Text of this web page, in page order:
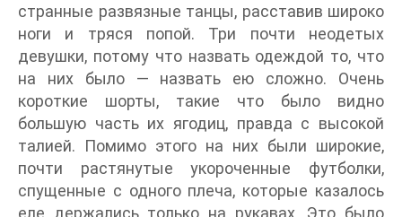
странные развязные танцы, расставив широко
ноги и тряся попой. Три почти неодетых
девушки, потому что назвать одеждой то, что
на них было — назвать ею сложно. Очень
короткие шорты, такие что было видно
большую часть их ягодиц, правда с высокой
талией. Помимо этого на них были широкие,
почти растянутые укороченные футболки,
спущенные с одного плеча, которые казалось
еле держались только на рукавах. Это было